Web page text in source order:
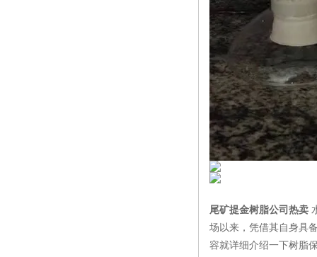
尾矿提金树脂公司热卖
场以来，凭借其自身具
容就详细介绍一下树脂